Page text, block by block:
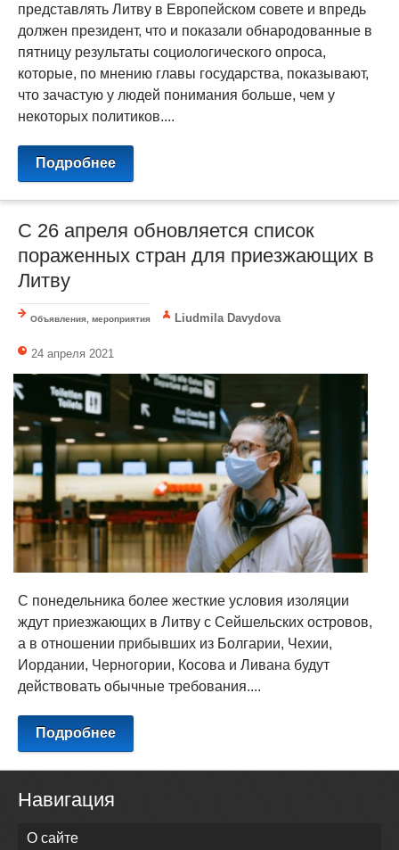
представлять Литву в Европейском совете и впредь
должен президент, что и показали обнародованные в
пятницу результаты социологического опроса,
которые, по мнению главы государства, показывают,
что зачастую у людей понимания больше, чем у
некоторых политиков....
Подробнее
С 26 апреля обновляется список
пораженных стран для приезжающих в
Литву
Объявления, мероприятия Liudmila Davydova
24 апреля 2021
С понедельника более жесткие условия изоляции
ждут приезжающих в Литву с Сейшельских островов,
а в отношении прибывших из Болгарии, Чехии,
Иордании, Черногории, Косова и Ливана будут
действовать обычные требования....
Подробнее
Навигация
О сайте